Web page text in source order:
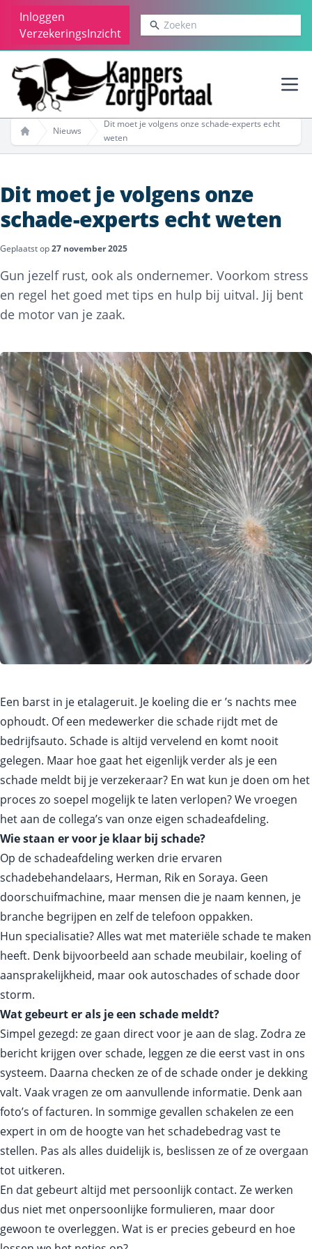
Inloggen
VerzekeringsInzicht
Zoeken
Home
Nieuws
Dit moet je volgens onze schade-experts echt
weten
Dit moet je volgens onze
schade-experts echt weten
Geplaatst op27 november 2025
Gun jezelf rust, ook als ondernemer. Voorkom stress
en regel het goed met tips en hulp bij uitval. Jij bent
de motor van je zaak.
Een barst in je etalageruit. Je koeling die er ’s nachts mee
ophoudt. Of een medewerker die schade rijdt met de
bedrijfsauto. Schade is altijd vervelend en komt nooit
gelegen. Maar hoe gaat het eigenlijk verder als je een
schade meldt bij je verzekeraar? En wat kun je doen om het
proces zo soepel mogelijk te laten verlopen? We vroegen
het aan de collega’s van onze eigen schadeafdeling.
Wie staan er voor je klaar bij schade?
Op de schadeafdeling werken drie ervaren
schadebehandelaars, Herman, Rik en Soraya. Geen
doorschuifmachine, maar mensen die je naam kennen, je
branche begrijpen en zelf de telefoon oppakken.
Hun specialisatie? Alles wat met materiële schade te maken
heeft. Denk bijvoorbeeld aan schade meubilair, koeling of
aansprakelijkheid, maar ook autoschades of schade door
storm.
Wat gebeurt er als je een schade meldt?
Simpel gezegd: ze gaan direct voor je aan de slag. Zodra ze
bericht krijgen over schade, leggen ze die eerst vast in ons
systeem. Daarna checken ze of de schade onder je dekking
valt. Vaak vragen ze om aanvullende informatie. Denk aan
foto’s of facturen. In sommige gevallen schakelen ze een
expert in om de hoogte van het schadebedrag vast te
stellen. Pas als alles duidelijk is, beslissen ze of ze overgaan
tot uitkeren.
En dat gebeurt altijd met persoonlijk contact. Ze werken
dus niet met onpersoonlijke formulieren, maar door
gewoon te overleggen. Wat is er precies gebeurd en hoe